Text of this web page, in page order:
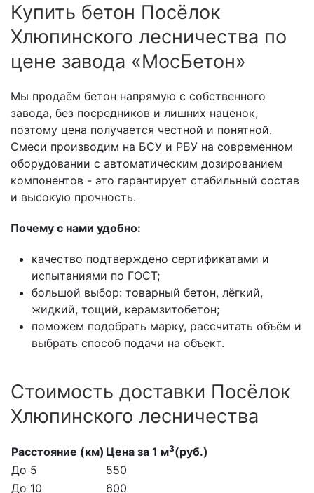
Купить бетон Посёлок
Хлюпинского лесничества по
цене завода «МосБетон»
Мы продаём бетон напрямую с собственного
завода, без посредников и лишних наценок,
поэтому цена получается честной и понятной.
Смеси производим на БСУ и РБУ на современном
оборудовании с автоматическим дозированием
компонентов - это гарантирует стабильный состав
и высокую прочность.
Почему с нами удобно:
качество подтверждено сертификатами и
испытаниями по ГОСТ;
большой выбор: товарный бетон, лёгкий,
жидкий, тощий, керамзитобетон;
поможем подобрать марку, рассчитать объём и
выбрать способ подачи на объект.
Стоимость доставки Посёлок
Хлюпинского лесничества
Расстояние (км) Цена за 1 м3(руб.)
До 5
550
До 10
600